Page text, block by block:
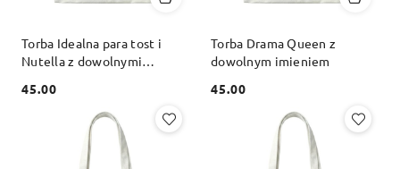
Torba Idealna para tost i
Nutella z dowolnymi
Cena:
45.00
Torba Drama Queen z
dowolnym imieniem
Cena:
45.00